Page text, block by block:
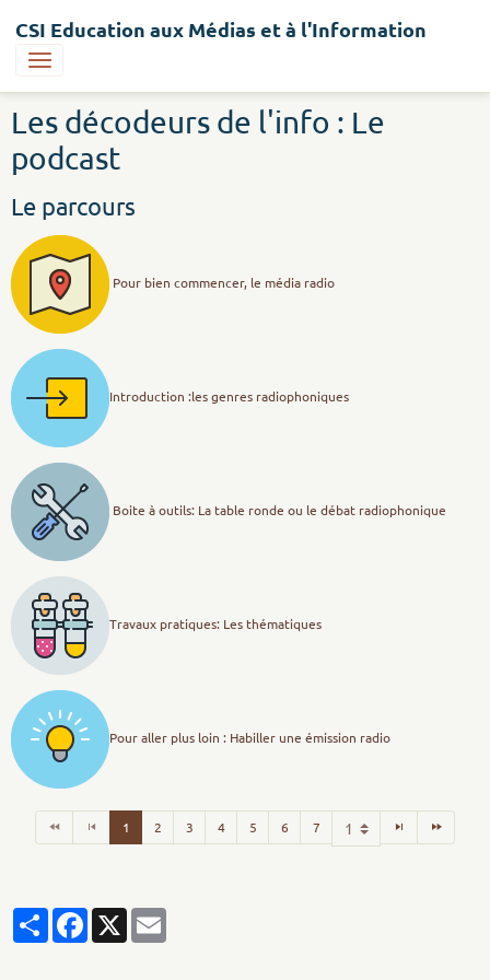
CSI Education aux Médias et à l'Information
Les décodeurs de l'info : Le
podcast
Le parcours
Pour bien commencer, le média radio
Introduction :les genres radiophoniques
Boite à outils: La table ronde ou le débat radiophonique
Travaux pratiques: Les thématiques
Pour aller plus loin : Habiller une émission radio
1 2 3 4 5 6 7
PartagerFacebook
X